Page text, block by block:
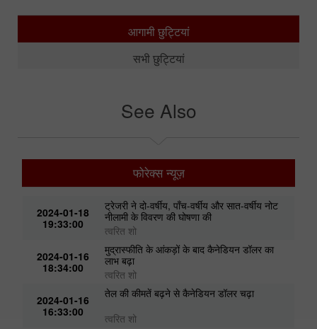
आगामी छुट्टियां
सभी छुट्टियां
See Also
फोरेक्स न्यूज़
2024-01-18
19:33:00
ट्रेजरी ने दो-वर्षीय, पाँच-वर्षीय और सात-वर्षीय नोट
नीलामी के विवरण की घोषणा की
त्वरित शो
2024-01-16
18:34:00
मुद्रास्फीति के आंकड़ों के बाद कैनेडियन डॉलर का
लाभ बढ़ा
त्वरित शो
2024-01-16
16:33:00
तेल की कीमतें बढ़ने से कैनेडियन डॉलर चढ़ा
त्वरित शो